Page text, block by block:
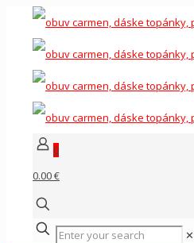
0
0.00 €
✕